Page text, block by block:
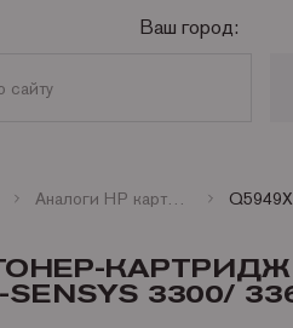
Ваш город:
Аналоги HP картриджи лазерные монохромные
SENSYS 3300/